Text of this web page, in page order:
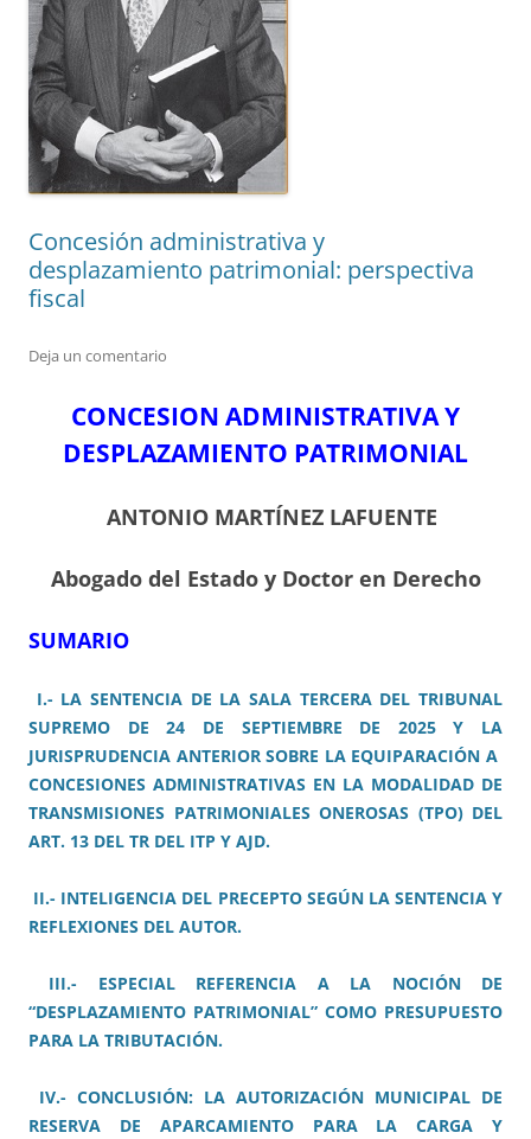
Concesión administrativa y
desplazamiento patrimonial: perspectiva
fiscal
Deja un comentario
CONCESION ADMINISTRATIVA Y
DESPLAZAMIENTO PATRIMONIAL
ANTONIO MARTÍNEZ LAFUENTE
Abogado del Estado y Doctor en Derecho
SUMARIO
I.- LA SENTENCIA DE LA SALA TERCERA DEL TRIBUNAL
SUPREMO DE 24 DE SEPTIEMBRE DE 2025 Y LA
JURISPRUDENCIA ANTERIOR SOBRE LA EQUIPARACIÓN A
CONCESIONES ADMINISTRATIVAS EN LA MODALIDAD DE
TRANSMISIONES PATRIMONIALES ONEROSAS (TPO) DEL
ART. 13 DEL TR DEL ITP Y AJD.
II.- INTELIGENCIA DEL PRECEPTO SEGÚN LA SENTENCIA Y
REFLEXIONES DEL AUTOR.
III.- ESPECIAL REFERENCIA A LA NOCIÓN DE
“DESPLAZAMIENTO PATRIMONIAL” COMO PRESUPUESTO
PARA LA TRIBUTACIÓN.
IV.- CONCLUSIÓN: LA AUTORIZACIÓN MUNICIPAL DE
RESERVA DE APARCAMIENTO PARA LA CARGA Y